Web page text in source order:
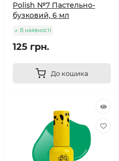
Polish №7 Пастельно-
бузковий, 6 мл
В наявності
125 грн.
До кошика